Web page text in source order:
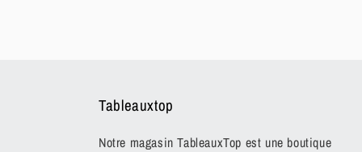
Tableauxtop
Notre magasin TableauxTop est une boutique